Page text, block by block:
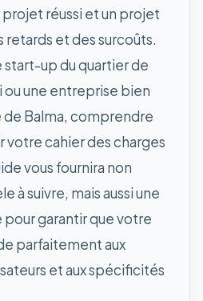
réussi et un projet
retards et des surcoûts.
start-up du quartier de
une entreprise bien
de Balma, comprendre
cahier des charges
vous fournira non
à suivre, mais aussi une
garantir que votre
parfaitement aux
et aux spécificités